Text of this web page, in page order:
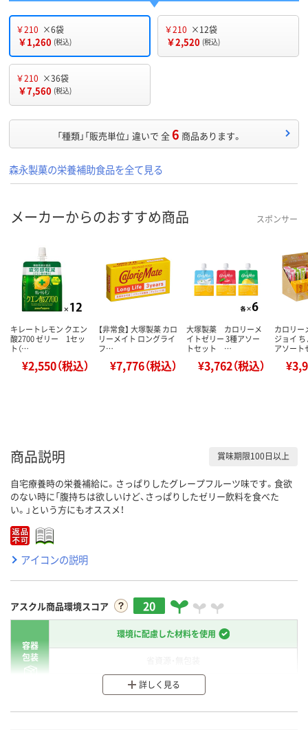
￥210 ×6袋
￥1,260 (税込)
￥210 ×12袋
￥2,520 (税込)
￥210 ×36袋
￥7,560 (税込)
「種類」「販売単位」 違いで 全6 商品あります。
森永製菓の栄養補助食品を全て見る
メーカーからのおすすめ商品 スポンサー
キレートレモン クエン
酸2700 ゼリー 1セッ
ト（…
¥2,550（税込）
【非常食】 大塚製薬 カロ
リーメイト ロングライ
フ…
¥7,776（税込）
大塚製薬 カロリーメ
イトゼリー 3種アソー
トセット …
¥3,762（税込）
カロリー
ジョイ
アソー
商品説明 賞味期限100日以上
自宅療養時の栄養補給に。さっぱりしたグレープフルーツ味です。食欲
のない時に「腹持ちは欲しいけど、さっぱりしたゼリー飲料を食べた
い。」という方にもオススメ！
アイコンの説明
アスクル商品環境スコア 20
容器
包装
環境に配慮した材料を使用
分別・リサイクルしやすい設計
詳しく見る